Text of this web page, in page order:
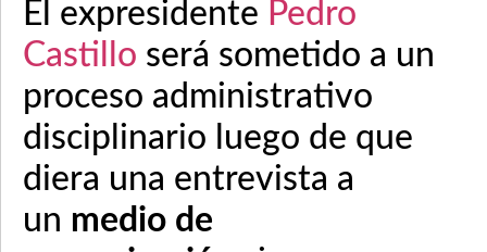
El expresidente Pedro
Castillo será sometido a un
proceso administrativo
disciplinario luego de que
diera una entrevista a
un medio de